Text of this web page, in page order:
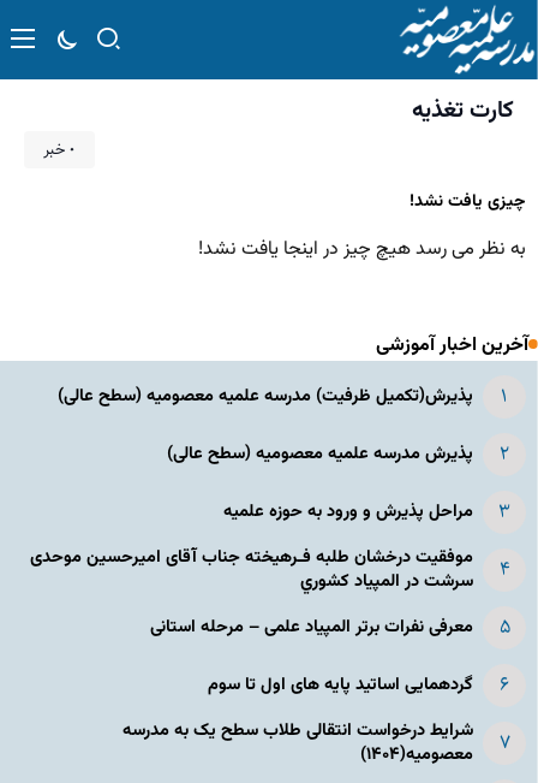
کارت تغذیه
۰ خبر
چیزی یافت نشد!
به نظر می رسد هیچ چیز در اینجا یافت نشد!
آخرین اخبار آموزشی
پذیرش(تکمیل ظرفیت) مدرسه علمیه معصومیه‌ (سطح عالی)
پذیرش مدرسه علمیه معصومیه‌ (سطح عالی)
مراحل پذیرش و ورود به حوزه علمیه
موفقیت درخشان طلبه فـرهیخته جناب آقای امیرحسین موحدی
سرشت در المپياد كشوري
معرفی نفرات برتر المپیاد علمی – مرحله استانی
گردهمایی اساتید پایه های اول تا سوم
شرایط درخواست انتقالی طلاب سطح یک به مدرسه
معصومیه(۱۴۰۴)